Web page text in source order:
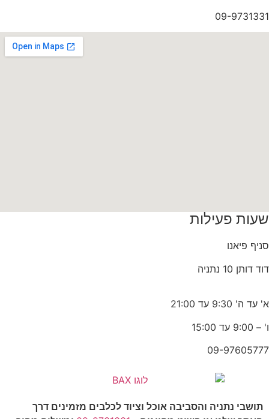
09-9731331
שעות פעילות
סניף פיאנו
דוד דותן 10 נתניה
א' עד ה' 9:30 עד 21:00
ו' – 9:00 עד 15:00
09-97605777
תושבי נתניה והסביבה אוכל וציוד לכלבים מזמינים דרך